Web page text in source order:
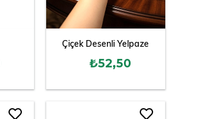
Çiçek Desenli Yelpaze
₺52,50